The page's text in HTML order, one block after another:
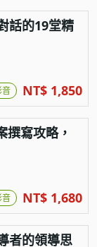
話的19堂精
音 NT$ 1,850
撰寫攻略，
音 NT$ 1,680
者的領導思